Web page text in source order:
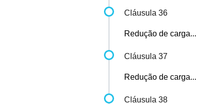
Cláusula 36
Redução de carga...
Cláusula 37
Redução de carga...
Cláusula 38